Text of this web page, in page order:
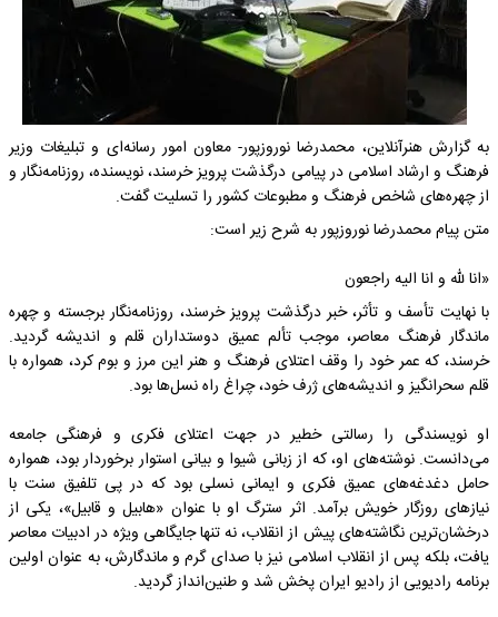
به گزارش هنرآنلاین، محمدرضا نوروزپور- معاون امور رسانه‌ای و تبلیغات وزیر
فرهنگ و ارشاد اسلامی در پیامی درگذشت پرویز خرسند، نویسنده، روزنامه‌نگار و
از چهره‌های شاخص فرهنگ و مطبوعات کشور را تسلیت گفت.
متن پیام محمدرضا نوروزپور به شرح زیر است:
«انا لله و انا الیه راجعون
با نهایت تأسف و تأثر، خبر درگذشت پرویز خرسند، روزنامه‌نگار برجسته و چهره
ماندگار فرهنگ معاصر، موجب تألم عمیق دوستداران قلم و اندیشه گردید.
خرسند، که عمر خود را وقف اعتلای فرهنگ و هنر این مرز و بوم کرد، همواره با
قلم سحرانگیز و اندیشه‌های ژرف خود، چراغ راه نسل‌ها بود.
او نویسندگی را رسالتی خطیر در جهت اعتلای فکری و فرهنگی جامعه
می‌دانست. نوشته‌های او، که از زبانی شیوا و بیانی استوار برخوردار بود، همواره
حامل دغدغه‌های عمیق فکری و ایمانی نسلی بود که در پی تلفیق سنت با
نیازهای روزگار خویش برآمد. اثر سترگ او با عنوان «هابیل و قابیل»، یکی از
درخشان‌ترین نگاشته‌های پیش از انقلاب، نه تنها جایگاهی ویژه در ادبیات معاصر
یافت، بلکه پس از انقلاب اسلامی نیز با صدای گرم و ماندگارش، به عنوان اولین
برنامه رادیویی از رادیو ایران پخش شد و طنین‌انداز گردید.